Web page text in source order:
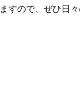
すので、ぜひ日